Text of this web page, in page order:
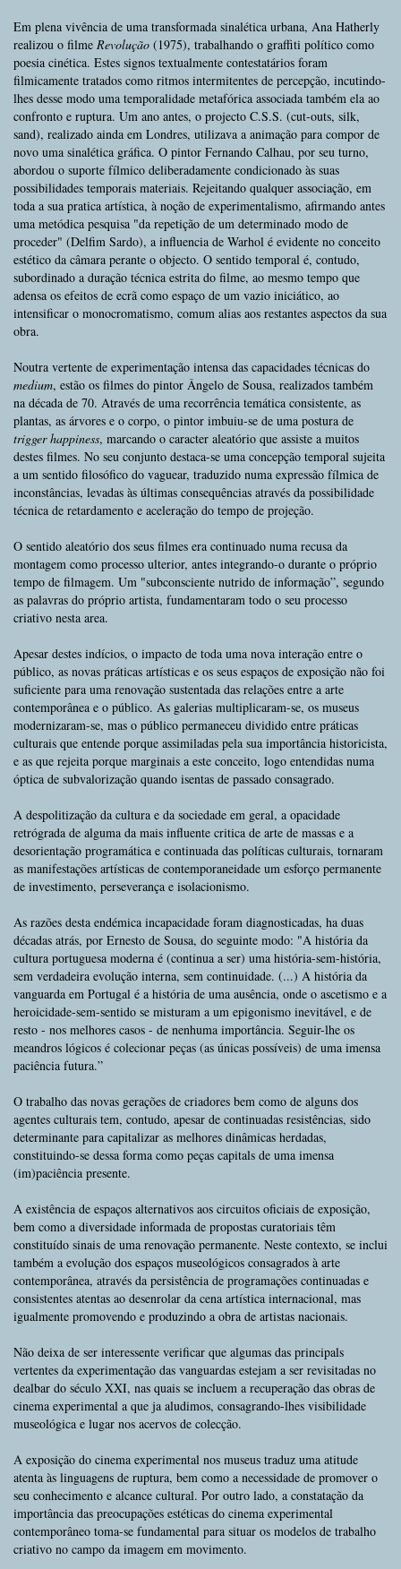
Em plena vivência de uma transformada sinalética urbana, Ana Hatherly
realizou o filme Revolução (1975), trabalhando o graffiti político como
poesia cinética. Estes signos textualmente contestatários foram
filmicamente tratados como ritmos intermitentes de percepção, incutindo-
lhes desse modo uma temporalidade metafórica associada também ela ao
confronto e ruptura. Um ano antes, o projecto C.S.S. (cut-outs, silk,
sand), realizado ainda em Londres, utilizava a animação para compor de
novo uma sinalética gráfica. O pintor Fernando Calhau, por seu turno,
abordou o suporte fílmico deliberadamente condicionado às suas
possibilidades temporais materiais. Rejeitando qualquer associação, em
toda a sua pratica artística, à noção de experimentalismo, afirmando antes
uma metódica pesquisa "da repetição de um determinado modo de
proceder" (Delfim Sardo), a influencia de Warhol é evidente no conceito
estético da câmara perante o objecto. O sentido temporal é, contudo,
subordinado a duração técnica estrita do filme, ao mesmo tempo que
adensa os efeitos de ecrã como espaço de um vazio iniciático, ao
intensificar o monocromatismo, comum alias aos restantes aspectos da sua
obra.
Noutra vertente de experimentação intensa das capacidades técnicas do
medium, estão os filmes do pintor Ângelo de Sousa, realizados também
na década de 70. Através de uma recorrência temática consistente, as
plantas, as árvores e o corpo, o pintor imbuiu-se de uma postura de
trigger happiness, marcando o caracter aleatório que assiste a muitos
destes filmes. No seu conjunto destaca-se uma concepção temporal sujeita
a um sentido filosófico do vaguear, traduzido numa expressão fílmica de
inconstâncias, levadas às últimas consequências através da possibilidade
técnica de retardamento e aceleração do tempo de projeção.
O sentido aleatório dos seus filmes era continuado numa recusa da
montagem como processo ulterior, antes integrando-o durante o próprio
tempo de filmagem. Um "subconsciente nutrido de informação”, segundo
as palavras do próprio artista, fundamentaram todo o seu processo
criativo nesta area.
Apesar destes indícios, o impacto de toda uma nova interação entre o
público, as novas práticas artísticas e os seus espaços de exposição não foi
suficiente para uma renovação sustentada das relações entre a arte
contemporânea e o público. As galerias multiplicaram-se, os museus
modernizaram-se, mas o público permaneceu dividido entre práticas
culturais que entende porque assimiladas pela sua importância historicista,
e as que rejeita porque marginais a este conceito, logo entendidas numa
óptica de subvalorização quando isentas de passado consagrado.
A despolitização da cultura e da sociedade em geral, a opacidade
retrógrada de alguma da mais influente critica de arte de massas e a
desorientação programática e continuada das políticas culturais, tornaram
as manifestações artísticas de contemporaneidade um esforço permanente
de investimento, perseverança e isolacionismo.
As razões desta endémica incapacidade foram diagnosticadas, ha duas
décadas atrás, por Ernesto de Sousa, do seguinte modo: "A história da
cultura portuguesa moderna é (continua a ser) uma história-sem-história,
sem verdadeira evolução interna, sem continuidade. (...) A história da
vanguarda em Portugal é a história de uma ausência, onde o ascetismo e a
heroicidade-sem-sentido se misturam a um epigonismo inevitável, e de
resto - nos melhores casos - de nenhuma importância. Seguir-lhe os
meandros lógicos é colecionar peças (as únicas possíveis) de uma imensa
paciência futura.”
O trabalho das novas gerações de criadores bem como de alguns dos
agentes culturais tem, contudo, apesar de continuadas resistências, sido
determinante para capitalizar as melhores dinâmicas herdadas,
constituindo-se dessa forma como peças capitals de uma imensa
(im)paciência presente.
A existência de espaços alternativos aos circuitos oficiais de exposição,
bem como a diversidade informada de propostas curatoriais têm
constituído sinais de uma renovação permanente. Neste contexto, se inclui
também a evolução dos espaços museológicos consagrados à arte
contemporânea, através da persistência de programações continuadas e
consistentes atentas ao desenrolar da cena artística internacional, mas
igualmente promovendo e produzindo a obra de artistas nacionais.
Não deixa de ser interessente verificar que algumas das principals
vertentes da experimentação das vanguardas estejam a ser revisitadas no
dealbar do século XXI, nas quais se incluem a recuperação das obras de
cinema experimental a que ja aludimos, consagrando-lhes visibilidade
museológica e lugar nos acervos de colecção.
A exposição do cinema experimental nos museus traduz uma atitude
atenta às linguagens de ruptura, bem como a necessidade de promover o
seu conhecimento e alcance cultural. Por outro lado, a constatação da
importância das preocupações estéticas do cinema experimental
contemporâneo toma-se fundamental para situar os modelos de trabalho
criativo no campo da imagem em movimento.